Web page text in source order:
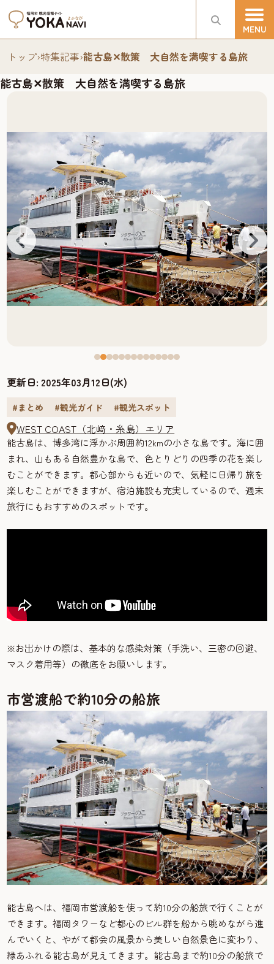
トップ›特集記事›能古島✕散策 大自然を満喫する島旅
能古島✕散策 大自然を満喫する島旅
更新日:2025年03月12日(水)
#まとめ #観光ガイド #観光スポット
WEST COAST（北﨑・糸島）エリア
能古島は、博多湾に浮かぶ周囲約12kmの小さな島です。海に囲
まれ、山もある自然豊かな島で、色とりどりの四季の花を楽し
むことができます。都心部からも近いので、気軽に日帰り旅を
楽しむことができますが、宿泊施設も充実しているので、週末
旅行にもおすすめのスポットです。
※お出かけの際は、基本的な感染対策（手洗い、三密の回避、
マスク着用等）の徹底をお願いします。
市営渡船で約10分の船旅
能古島へは、福岡市営渡船を使って約10分の船旅で行くことが
できます。福岡タワーなど都心のビル群を船から眺めながら進
んでいくと、やがて都会の風景から美しい自然景色に変わり、
緑あふれる能古島が見えてきます。能古島まで約10分の船旅で